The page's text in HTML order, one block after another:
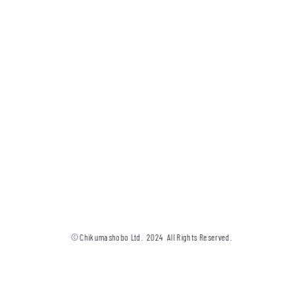
© Chikumashobo Ltd. 2024 All Rights Reserved.